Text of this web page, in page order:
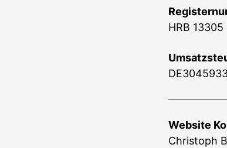
HRB 13305
Website
Christoph